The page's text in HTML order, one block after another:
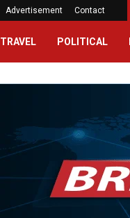
Advertisement Contact
TRAVEL POLITICAL